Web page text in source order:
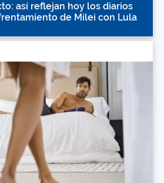
así reflejan hoy los diarios
de Milei con Lula